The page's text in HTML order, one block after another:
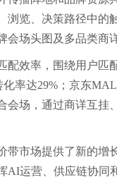
览、决策路径中的
场头图及多品类商
配效率，围绕用户
率达29%；京东
场，通过商详互
市场提供了新的增
AI运营、供应链协